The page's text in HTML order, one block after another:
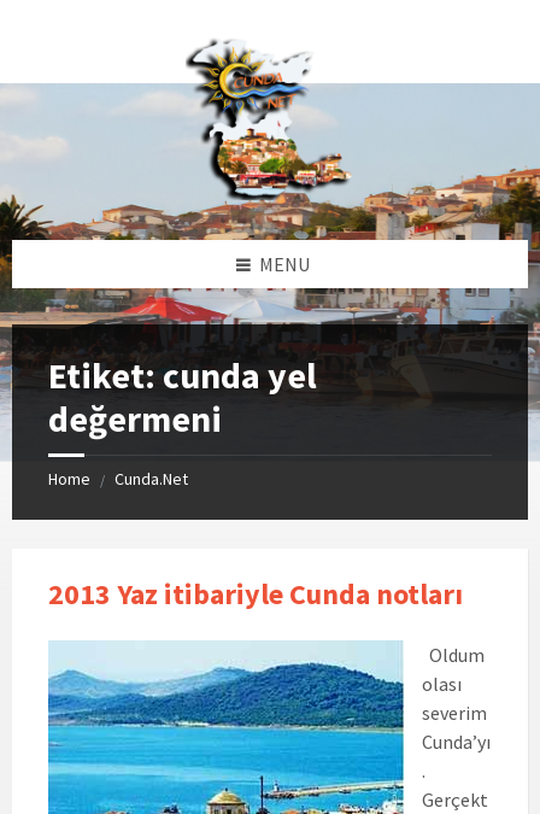
MENU
Etiket: cunda yel
değermeni
Home / Cunda.Net
2013 Yaz itibariyle Cunda notları
Oldum
olası
severim
Cunda’yı
.
Gerçekt